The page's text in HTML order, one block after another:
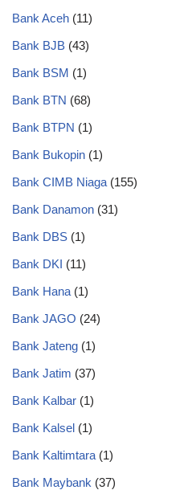
Bank Aceh (11)
Bank BJB (43)
Bank BSM (1)
Bank BTN (68)
Bank BTPN (1)
Bank Bukopin (1)
Bank CIMB Niaga (155)
Bank Danamon (31)
Bank DBS (1)
Bank DKI (11)
Bank Hana (1)
Bank JAGO (24)
Bank Jateng (1)
Bank Jatim (37)
Bank Kalbar (1)
Bank Kalsel (1)
Bank Kaltimtara (1)
Bank Maybank (37)